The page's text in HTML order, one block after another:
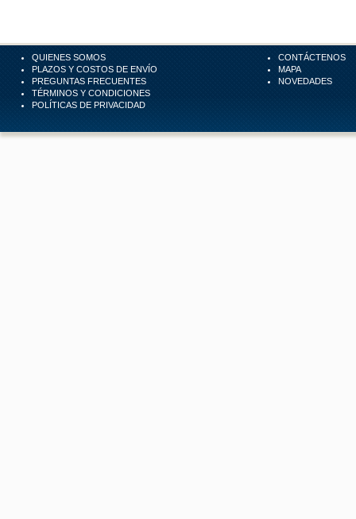
QUIENES SOMOS
PLAZOS Y COSTOS DE ENVÍO
PREGUNTAS FRECUENTES
TÉRMINOS Y CONDICIONES
POLÍTICAS DE PRIVACIDAD
CONTÁCTENOS
MAPA
NOVEDADES